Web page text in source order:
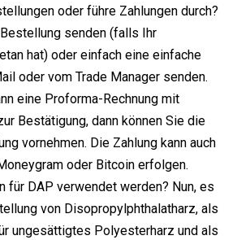
oder führe Zahlungen durch?
senden (falls Ihr
hat) oder einfach eine einfache
oder vom Trade Manager senden.
eine Proforma-Rechnung mit
Bestätigung, dann können Sie die
vornehmen. Die Zahlung kann auch
oder Bitcoin erfolgen.
für DAP verwendet werden? Nun, es
von Disopropylphthalatharz, als
ungesättigtes Polyesterharz und als